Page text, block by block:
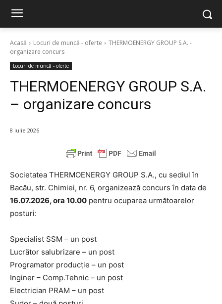
Acasă Locuri de muncă - oferte
THERMOENERGY GROUP S.A. -
organizare concurs
Locuri de muncă - oferte
THERMOENERGY GROUP S.A.
– organizare concurs
8 iulie 2026
Societatea THERMOENERGY GROUP S.A., cu sediul în
Bacău, str. Chimiei, nr. 6, organizează concurs în data de
16.07.2026, ora 10.00 pentru ocuparea următoarelor
posturi:
Specialist SSM – un post
Lucrător salubrizare – un post
Programator producție – un post
Inginer – Comp.Tehnic – un post
Electrician PRAM – un post